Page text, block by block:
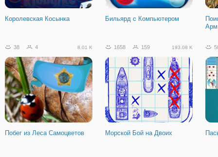
Королевская Косынка Бильярд с Компьютером
38 4 8.01 K
Побег из Леса Самоцветов
1658 159 193.08 K
Морской Бой на Двоих